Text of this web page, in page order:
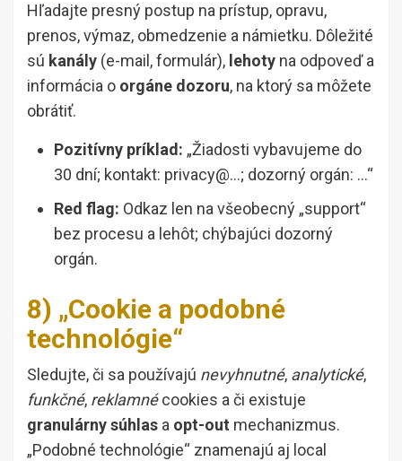
Hľadajte presný postup na prístup, opravu,
prenos, výmaz, obmedzenie a námietku. Dôležité
sú kanály (e-mail, formulár), lehoty na odpoveď a
informácia o orgáne dozoru, na ktorý sa môžete
obrátiť.
Pozitívny príklad: „Žiadosti vybavujeme do
30 dní; kontakt: privacy@…; dozorný orgán: …“
Red flag: Odkaz len na všeobecný „support“
bez procesu a lehôt; chýbajúci dozorný
orgán.
8) „Cookie a podobné
technológie“
Sledujte, či sa používajú nevyhnutné, analytické,
funkčné, reklamnécookies a či existuje
granulárny súhlas a opt-out mechanizmus.
„Podobné technológie“ znamenajú aj local